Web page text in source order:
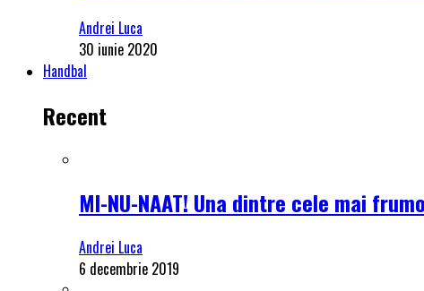
Andrei Luca
30 iunie 2020
Handbal
Recent
MI-NU-NAAT! Una dintre cele mai
Andrei Luca
6 decembrie 2019